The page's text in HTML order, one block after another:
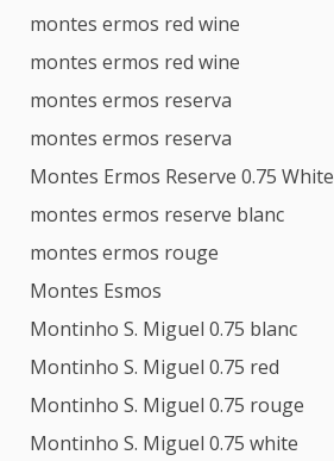
montes ermos red wine
montes ermos red wine
montes ermos reserva
montes ermos reserva
Montes Ermos Reserve 0.75 White
montes ermos reserve blanc
montes ermos rouge
Montes Esmos
Montinho S. Miguel 0.75 blanc
Montinho S. Miguel 0.75 red
Montinho S. Miguel 0.75 rouge
Montinho S. Miguel 0.75 white